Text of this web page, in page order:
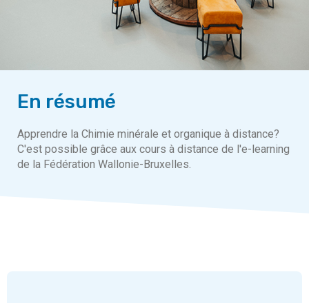
En résumé
Apprendre la Chimie minérale et organique à distance?
C'est possible grâce aux cours à distance de l'e-learning
de la Fédération Wallonie-Bruxelles.